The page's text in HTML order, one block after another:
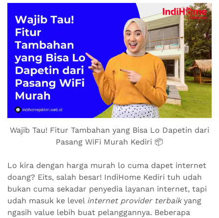
Wajib Tau! Fitur Tambahan yang Bisa Lo Dapetin dari
Pasang WiFi Murah Kediri 📦
Lo kira dengan harga murah lo cuma dapet internet
doang? Eits, salah besar! IndiHome Kediri tuh udah
bukan cuma sekadar penyedia layanan internet, tapi
udah masuk ke level internet provider terbaikyang
ngasih value lebih buat pelanggannya. Beberapa